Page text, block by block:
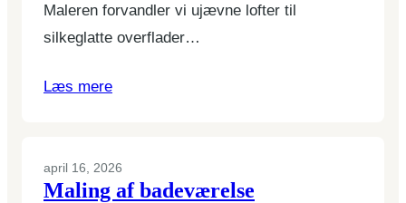
Maleren forvandler vi ujævne lofter til
silkeglatte overflader…
Læs mere
april 16, 2026
Maling af badeværelse